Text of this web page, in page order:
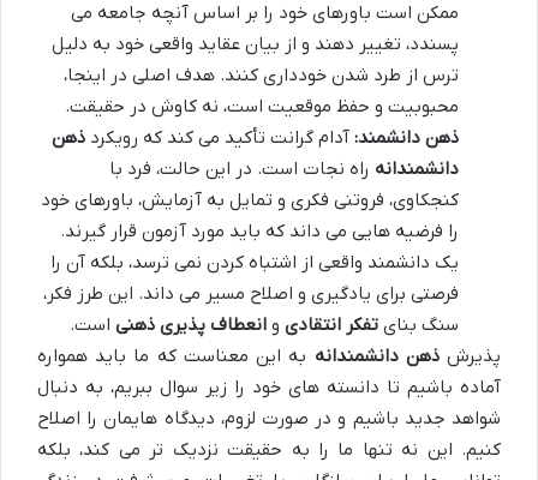
ممکن است باورهای خود را بر اساس آنچه جامعه می
پسندد، تغییر دهند و از بیان عقاید واقعی خود به دلیل
ترس از طرد شدن خودداری کنند. هدف اصلی در اینجا،
محبوبیت و حفظ موقعیت است، نه کاوش در حقیقت.
ذهن دانشمند: آدام گرانت تأکید می کند که رویکرد ذهن
دانشمندانه راه نجات است. در این حالت، فرد با
کنجکاوی، فروتنی فکری و تمایل به آزمایش، باورهای خود
را فرضیه هایی می داند که باید مورد آزمون قرار گیرند.
یک دانشمند واقعی از اشتباه کردن نمی ترسد، بلکه آن را
فرصتی برای یادگیری و اصلاح مسیر می داند. این طرز فکر،
سنگ بنای تفکر انتقادی و انعطاف پذیری ذهنی است.
پذیرشذهن دانشمندانه به این معناست که ما باید همواره
آماده باشیم تا دانسته های خود را زیر سوال ببریم، به دنبال
شواهد جدید باشیم و در صورت لزوم، دیدگاه هایمان را اصلاح
کنیم. این نه تنها ما را به حقیقت نزدیک تر می کند، بلکه